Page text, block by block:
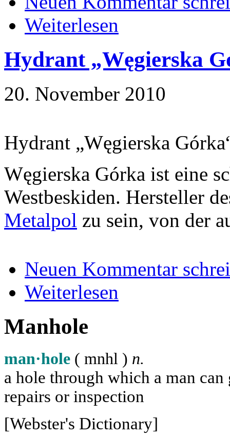
Weiterlesen
Hydrant „Węgierska
20. November 2010
Hydrant „Węgierska
Węgierska Górka ist eine
Westbeskiden. Hersteller
Metalpol zu sein, von der
Neuen Kommentar
Weiterlesen
Manhole
man·hole ( mnhl ) n.
a hole through which a man
repairs or inspection
[Webster's Dictionary]